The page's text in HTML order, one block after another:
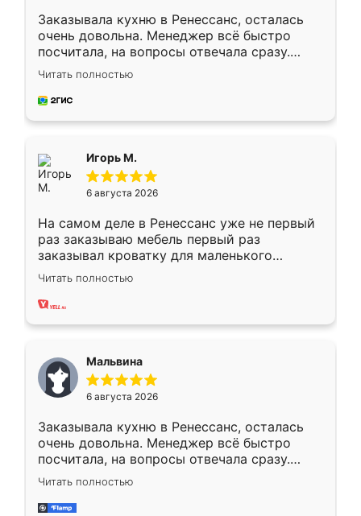
Заказывала кухню в Ренессанс, осталась
очень довольна. Менеджер всё быстро
посчитала, на вопросы отвечала сразу.
Замерщик приехал в субботу, подошёл к
делу со всей ответственностью. Собрали
за день, ребята работали аккуратно, даже
Читать полностью
Игорь М.
6 августа 2026
На самом деле в Ренессанс уже не первый
раз заказываю мебель первый раз
заказывал кроватку для маленького
ребёнка при его рождении ,во второй раз
заказал шкаф-купе. По качеству очень
хорошее сборка достаточно быстрая,
меньше, здесь же он более разнообразный.
Мне нравится ,если что-то потребуется из
мебели буду заказывать только здесь.
Читать полностью
Мальвина
6 августа 2026
Заказывала кухню в Ренессанс, осталась
очень довольна. Менеджер всё быстро
посчитала, на вопросы отвечала сразу.
Замерщик приехал в субботу, подошёл к
делу со всей ответственностью. Собрали
за день, ребята работали аккуратно, даже
Читать полностью